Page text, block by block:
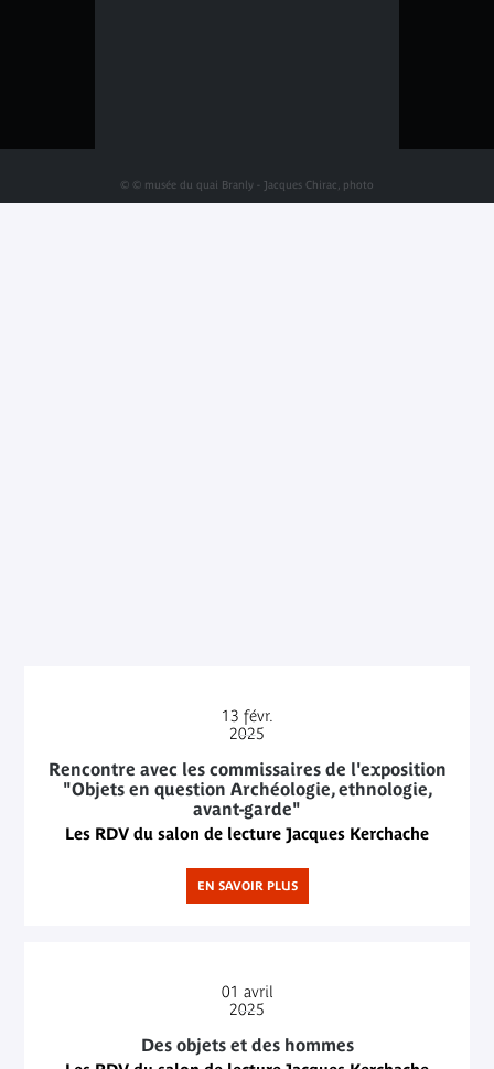
© © musée du quai Branly - Jacques Chirac, photo
13 févr.
2025
Rencontre avec les commissaires de l'exposition
"Objets en question Archéologie, ethnologie,
avant-garde"
Les RDV du salon de lecture Jacques Kerchache
EN SAVOIR PLUS
01 avril
2025
Des objets et des hommes